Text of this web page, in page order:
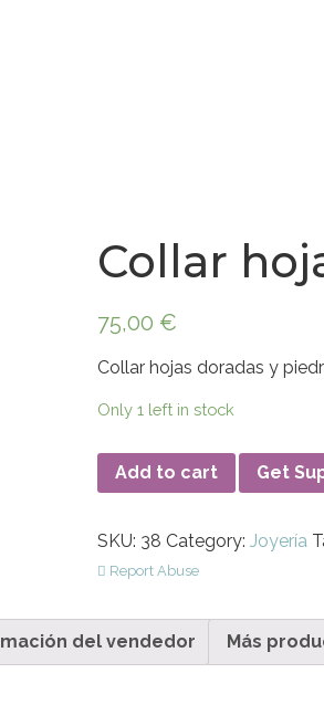
Collar
75,00 €
Collar hojas doradas y
Only 1 left in stock
Add to cart Get
SKU: 38 Category:Joyería
Report Abuse
del vendedor Más